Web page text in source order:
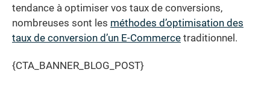
tendance à optimiser vos taux de conversions,
nombreuses sont les méthodes d’optimisation des
taux de conversion d’un E-Commerce traditionnel.
{CTA_BANNER_BLOG_POST}